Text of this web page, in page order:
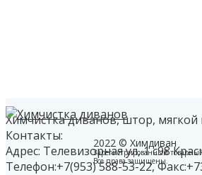
Химчистка диванов, штор,
Контакты:
Адрес: Телевизорная ул, 1 с98
Телефон:+7(953) 588-53-22, Факс:
2022 © Химдиван
Зарегистрированный
Все права защищены.